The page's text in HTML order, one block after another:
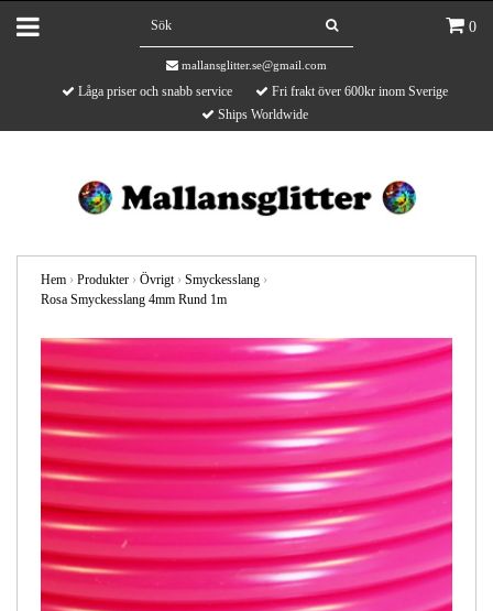
0
mallansglitter.se@gmail.com
Låga priser och snabb service
Fri frakt över 600kr inom Sverige
Ships Worldwide
Hem › Produkter › Övrigt › Smyckesslang ›
Rosa Smyckesslang 4mm Rund 1m